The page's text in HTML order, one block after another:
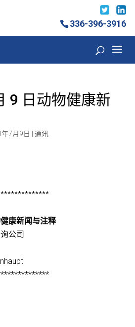
336-396-3916
9 日动物健康新
7月9日 |通讯
康新闻与注释
公司